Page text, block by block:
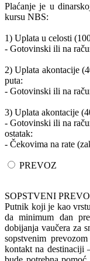
Plaćanje je u
kursu NBS:
1) Uplata u celosti
- Gotovinski ili na
2) Uplata akontacije
puta:
- Gotovinski ili na
3) Uplata akontacije
- Gotovinski ili na
ostatak:
- Čekovima na rate
PREVOZ
SOPSTVENI
Putnik koji je kao
da minimum dan
dobijanja vaučera za
sopstvenim
kontakt na destinaciji